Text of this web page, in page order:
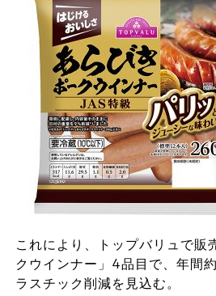
これにより、トップバリュで販
クウインナー」4品目で、年間
ラスチック削減を見込む。